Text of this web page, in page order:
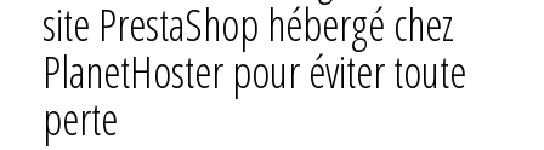
site PrestaShop hébergé chez
PlanetHoster pour éviter toute
perte